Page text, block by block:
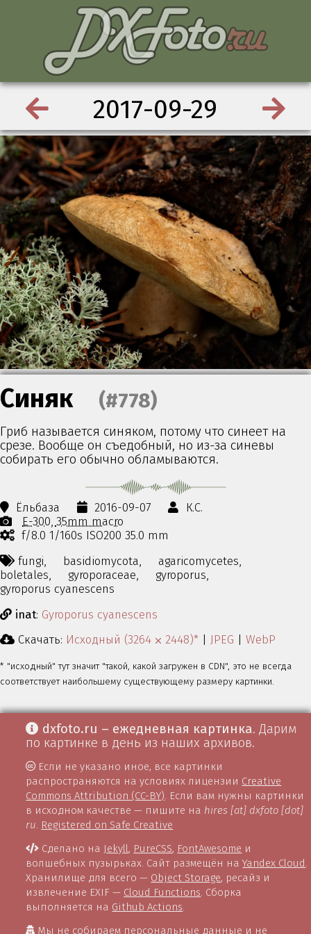
2017-09-29
Синяк (#778)
Гриб называется синяком, потому что синеет на
срезе. Вообще он съедобный, но из-за синевы
собирать его обычно обламываются.
Ёльбаза 2016-09-07
К.С.
E-300 35mm macro
f/8.0 1/160s ISO200 35.0 mm
fungi,
basidiomycota,
agaricomycetes,
boletales,
gyroporaceae,
gyroporus,
gyroporus cyanescens
inat: Gyroporus cyanescens
Скачать: Исходный (3264 ⨉ 2448)* JPEG WebP
* "исходный" тут значит "такой, какой загружен в CDN", это не всегда
соответствует наибольшему существующему размеру картинки.
dxfoto.ru – ежедневная картинка. Дарим
по картинке в день из наших архивов.
Если не указано иное, все картинки
распространяются на условиях лицензии Creative
Commons Attribution (CC-BY). Если вам нужны картинки
в исходном качестве — пишите на hires [at] dxfoto [dot]
ru. Registered on Safe Creative
Сделано на Jekyll, PureCSS, FontAwesome и
волшебных пузырьках. Сайт размещён наYandex Cloud.
Хранилище для всего — Object Storage, ресайз и
извлечение EXIF — Cloud Functions. Сборка
выполняется на Github Actions.
Мы не собираем персональные данные и не